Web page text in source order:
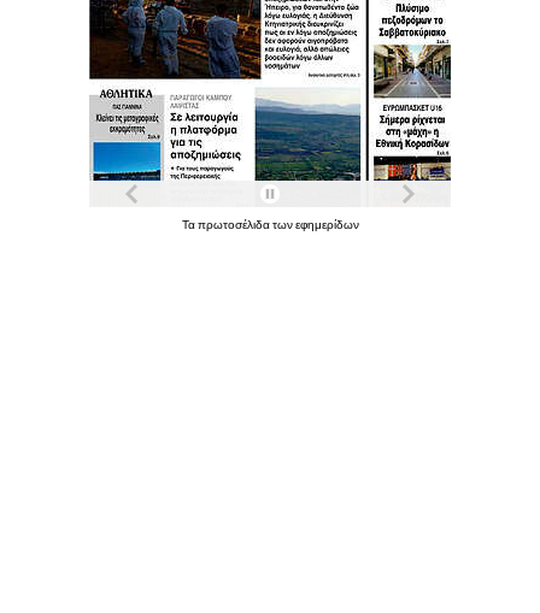
Ταπρωτοσέλιδατωνεφημερίδων